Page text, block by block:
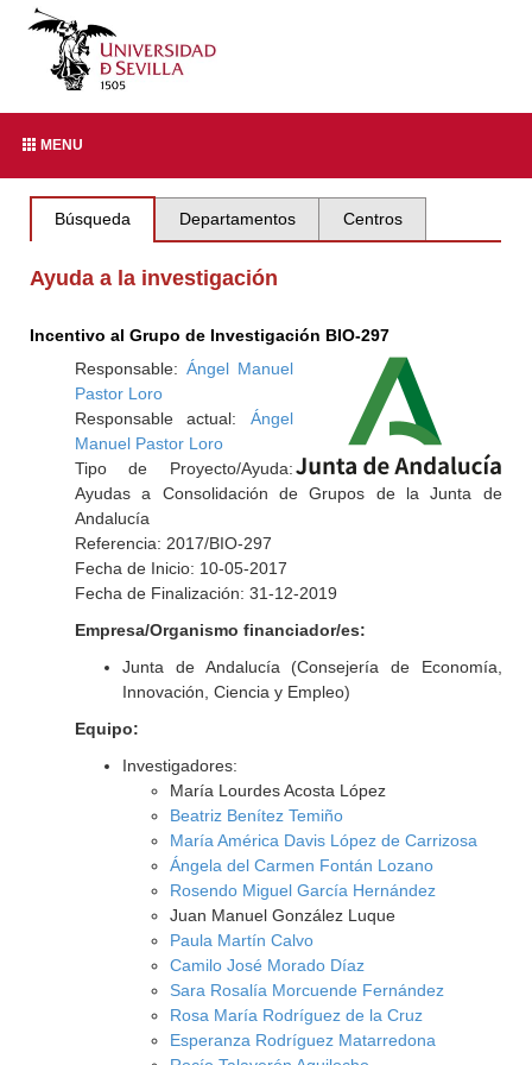
MENU
Búsqueda Departamentos Centros
Ayuda a la investigación
Incentivo al Grupo de Investigación BIO-297
Responsable: Ángel Manuel
Pastor Loro
Responsable actual: Ángel
Manuel Pastor Loro
Tipo de Proyecto/Ayuda:
Ayudas a Consolidación de Grupos de la Junta de
Andalucía
Referencia: 2017/BIO-297
Fecha de Inicio: 10-05-2017
Fecha de Finalización: 31-12-2019
Empresa/Organismo financiador/es:
Junta de Andalucía (Consejería de Economía,
Innovación, Ciencia y Empleo)
Equipo:
Investigadores:
María Lourdes Acosta López
Beatriz Benítez Temiño
María América Davis López de Carrizosa
Ángela del Carmen Fontán Lozano
Rosendo Miguel García Hernández
Juan Manuel González Luque
Paula Martín Calvo
Camilo José Morado Díaz
Sara Rosalía Morcuende Fernández
Rosa María Rodríguez de la Cruz
Esperanza Rodríguez Matarredona